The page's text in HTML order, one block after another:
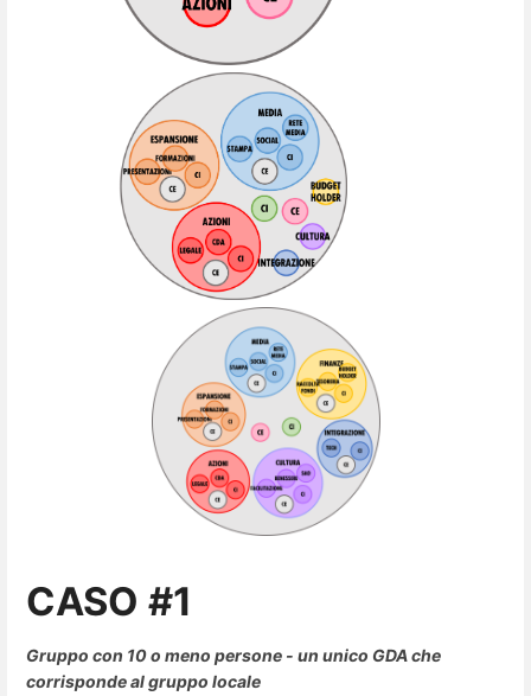
CASO #1
Gruppo con 10 o meno persone - un unico GDA che
corrisponde al gruppo locale